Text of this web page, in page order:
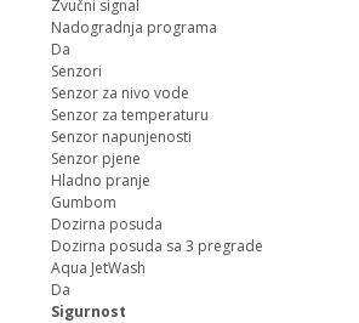
Zvučni signal
Nadogradnja programa
Da
Senzori
Senzor za nivo vode
Senzor za temperaturu
Senzor napunjenosti
Senzor pjene
Hladno pranje
Gumbom
Dozirna posuda
Dozirna posuda sa 3 pregrade
Aqua JetWash
Da
Sigurnost